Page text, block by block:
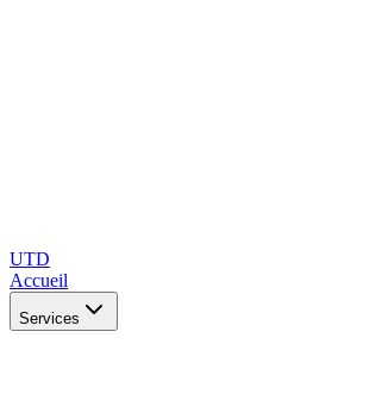
UTD
Accueil
Services